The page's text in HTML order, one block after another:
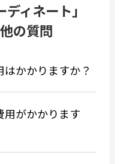
ディネート｣
の質問
かかりますか？
用がかかります